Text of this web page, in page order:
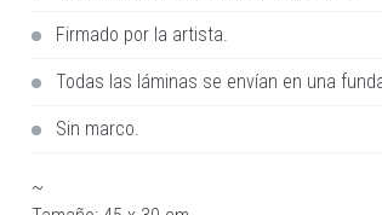
Firmado por la artista.
Todas las láminas se envían en una
Sin marco.
~